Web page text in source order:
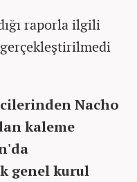
raporla ilgili
Nacho
kaleme
genel kurul